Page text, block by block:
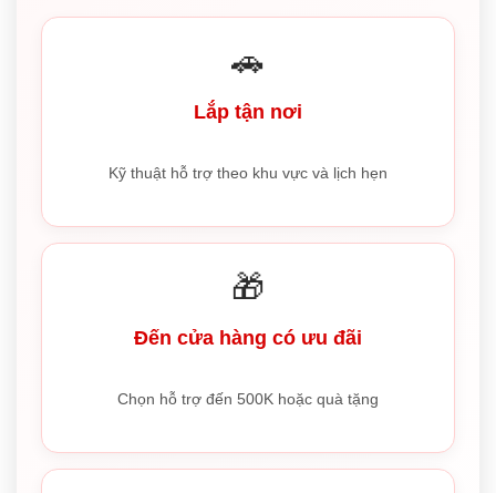
🚗
Lắp tận nơi
Kỹ thuật hỗ trợ theo khu vực và lịch hẹn
🎁
Đến cửa hàng có ưu đãi
Chọn hỗ trợ đến 500K hoặc quà tặng